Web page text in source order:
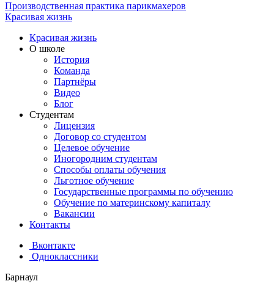
Производственная практика парикмахеров
Красивая жизнь
Красивая жизнь
О школе
История
Команда
Партнёры
Видео
Блог
Студентам
Лицензия
Договор со студентом
Целевое обучение
Иногородним студентам
Способы оплаты обучения
Льготное обучение
Государственные программы по обучению
Обучение по материнскому капиталу
Вакансии
Контакты
Вконтакте
Одноклассники
Барнаул